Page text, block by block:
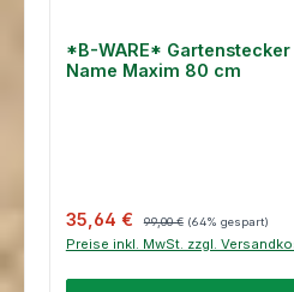
*B-WARE*
Name Maxim 80 cm
Verkaufspreis:
35,64 € Regulärer Preis:
99,00 € (64% gespart)
Preise inkl. MwSt. zzgl.